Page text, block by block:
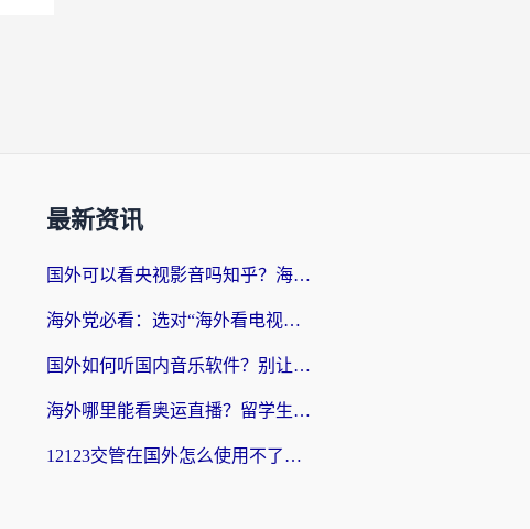
最新资讯
国外可以看央视影音吗知乎？海外党亲测有效的回国加速方案
海外党必看：选对“海外看电视剧软件”，再也不用愁国内剧刷不了
国外如何听国内音乐软件？别让地域限制，断了你的中文歌单
海外哪里能看奥运直播？留学生&海外华人必看的体育赛事观赛终极指南
12123交管在国外怎么使用不了？海外华人必看的无缝访问国内资源指南